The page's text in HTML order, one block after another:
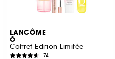
LANCÔME
Ô
Coffret Edition Limitée
74